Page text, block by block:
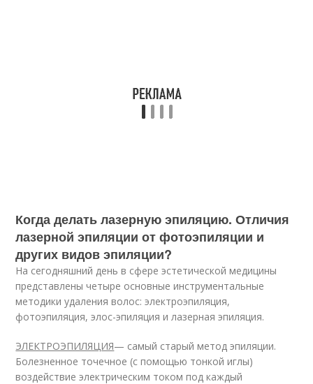
Когда делать лазерную эпиляцию. Отличия
лазерной эпиляции от фотоэпиляции и
других видов эпиляции?
На сегодняшний день в сфере эстетической медицины
представлены четыре основные инструментальные
методики удаления волос: электроэпиляция,
фотоэпиляция, элос-эпиляция и лазерная эпиляция.
ЭЛЕКТРОЭПИЛЯЦИЯ— самый старый метод эпиляции.
Болезненное точечное (с помощью тонкой иглы)
воздействие электрическим током под каждый